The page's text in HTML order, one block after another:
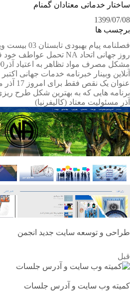
ساختار خدماتی معتادان گمنام
1399/07/08
برچسب ها
فصلنامه پیام بهبودی تابستان 03
بیست
روز جهانی اتحاد NA
تحمل عواطف خود
مشکل مصرف مواد تظاهر به اعتیاد آذر1400
آنلاین وبینار خبرنامه خدمات جهانی اکتبر 2021
عنوان یک نقص فقط برای امروز 17 آذر
برنامه ⁯هایی که به بهترین شکل طرح
آذر مسئولیت معتاد (کالیفرنیا)
طراحی و توسعه سایت جدید انجمن
قبل
کمیته وب سایت و آدرس جلسات